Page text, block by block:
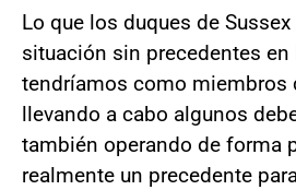
Lo que los duques de
situación sin precedentes en
tendríamos como miembros
llevando a cabo algunos
también operando de forma
realmente un precedente